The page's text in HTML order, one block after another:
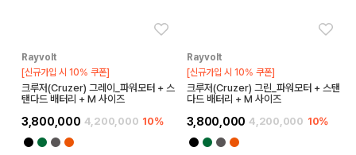
Rayvolt
[신규가입 시 10% 쿠폰]
크루저(Cruzer) 그레이_파워모터 + 스
탠다드 배터리 + M 사이즈
3,800,000 4,200,000 10%
Rayvolt
[신규가입 시 10% 쿠폰]
크루저(Cruzer) 그린_파워모터 + 스탠
다드 배터리 + M 사이즈
3,800,000 4,200,000 10%